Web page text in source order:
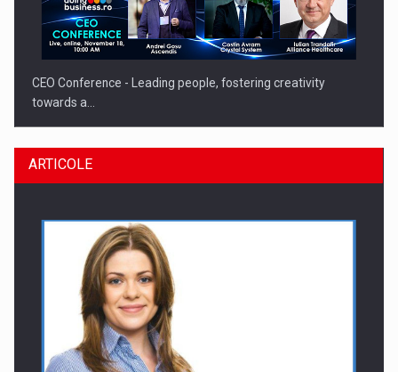
CEO Conference - Leading people, fostering creativity
towards a…
CEO Conference - Shaping The Future - Technology and…
ARTICOLE